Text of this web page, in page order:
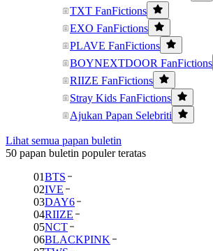
TXT FanFictions
EXO FanFictions
PLAVE FanFictions
BOYNEXTDOOR FanFictions
RIIZE FanFictions
Stray Kids FanFictions
Ajukan Papan Selebriti
Lihat semua papan buletin
50 papan buletin populer teratas
01BTS
02IVE
03DAY6
04RIIZE
05NCT
06BLACKPINK